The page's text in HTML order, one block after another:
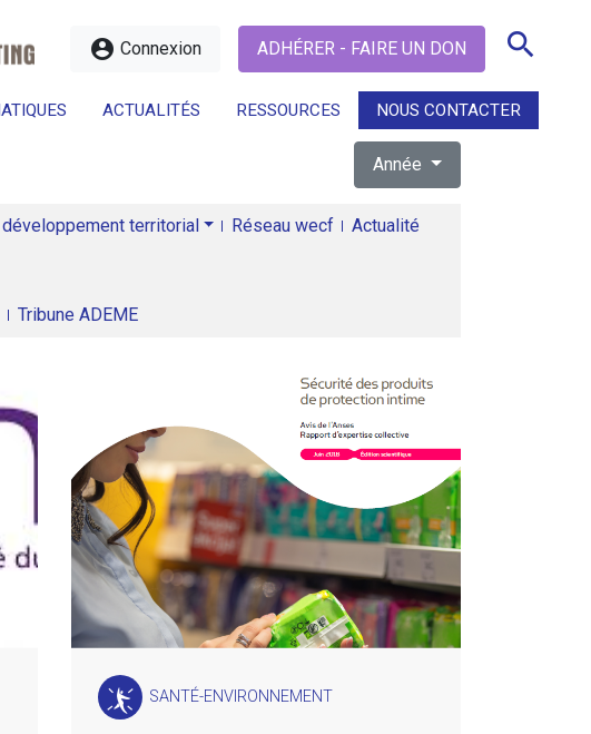
account_circle Connexion ADHÉRER - FAIRE UN DON search
ACTUALITÉS RESSOURCES NOUS CONTACTER
search
Année
territorial Réseau wecf Actualité
Tribune ADEME
SANTÉ-ENVIRONNEMENT